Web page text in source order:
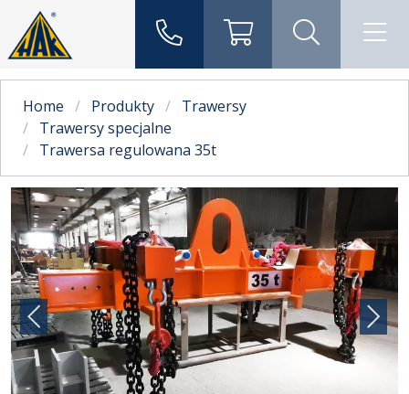
Home Produkty
Trawersy
Trawersy specjalne
Trawersa regulowana 35t